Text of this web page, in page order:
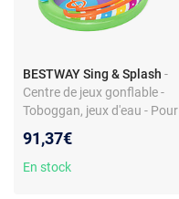
BESTWAY Sing & Splash -
Centre de jeux gonflable -
Toboggan, jeux d'eau - Pour
91,37€
En stock